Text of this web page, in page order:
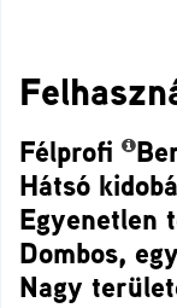
Félprofi
Hátsó
Egyenetlen
Dombos,
Nagy